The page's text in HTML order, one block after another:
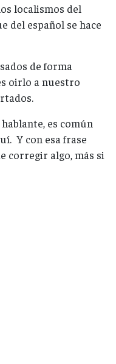
localismos del
del español se hace
de forma
oirlo a nuestro
es común
Y con esa frase
corregir algo, más si